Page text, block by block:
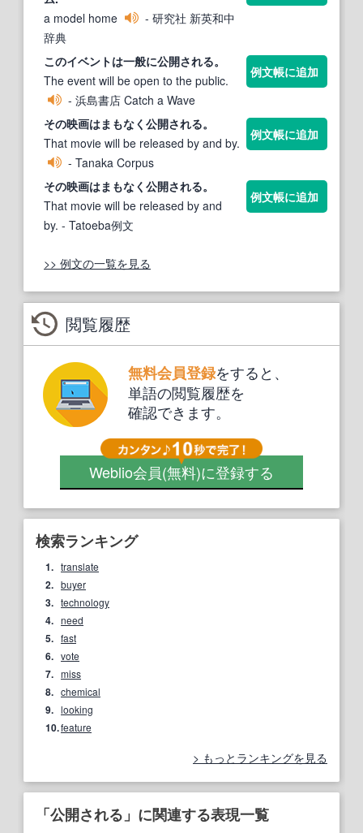
a model home
- 研究社 新英和中
辞典
このイベントは一般に公開される。
The event will be open to the public.
- 浜島書店 Catch a Wave
例文帳に追加
その映画はまもなく 公開される。
That movie will be released by and by.
- Tanaka Corpus
例文帳に追加
その映画はまもなく 公開される。
That movie will be released by and
by. - Tatoeba例文
例文帳に追加
>> 例文の一覧を見る
閲覧履歴
無料会員登録をすると、
単語の閲覧履歴を
確認できます。
Weblio会員(無料)に登録する
検索ランキング
1. translate
2. buyer
3. technology
4. need
5. fast
6. vote
7. miss
8. chemical
9. looking
10.feature
もっとランキングを見る
「公開される」に関連する表現一覧